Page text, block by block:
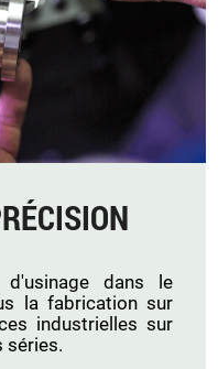
dans le
la fabrication sur
industrielles sur
séries.